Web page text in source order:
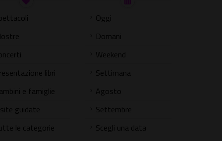
libri
e famiglie
guidate
le categorie
Oggi
Domani
Weekend
Settimana
Agosto
Settembre
Scegli una data